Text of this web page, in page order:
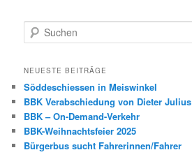
u
h
n
NEUESTE BEITRÄGE
Söddeschiessen in Meiswinkel
BBK Verabschiedung von Dieter Julius
BBK – On-Demand-Verkehr
BBK-Weihnachtsfeier 2025
Bürgerbus sucht Fahrerinnen/Fahrer